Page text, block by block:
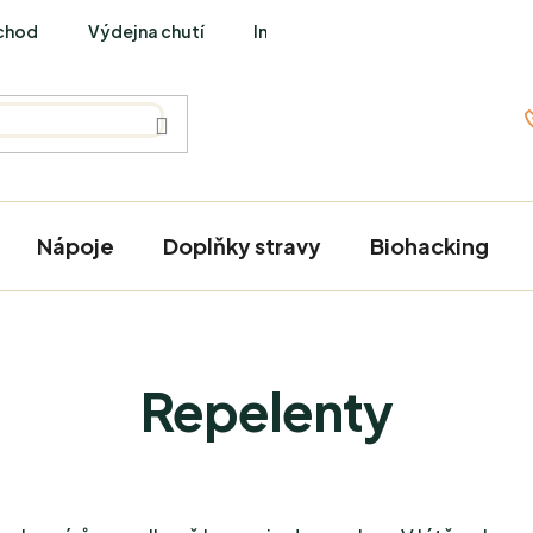
Výdejna chutí Interviews
Nápoje Doplňky stravy Biohacking
Repelenty